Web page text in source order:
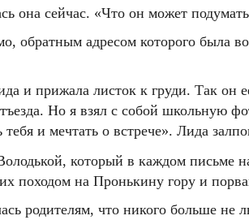
она сейчас. «Что он может
обратным адресом которого была
и прижала листок к груди. Так он
Но я взял с собой школьную
и мечтать о встрече». Лида
который в каждом
походом на Пронькину гору и
родителям, что никого больше не